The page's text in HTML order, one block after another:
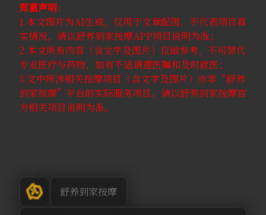
郑重声明：
1.本文图片为AI生成，仅用于文章配图，不代表项目真
实情况，请以舒养到家按摩APP项目说明为准；
2.本文所有内容（含文字及图片）仅做参考，不可替代
专业医疗与药物，如有不适请遵医嘱和及时就医；
3.文中所涉相关按摩项目（含文字及图片）亦非“舒养
到家按摩”平台的实际服务项目。请以舒养到家按摩官
方相关项目说明为准。
舒养到家按摩